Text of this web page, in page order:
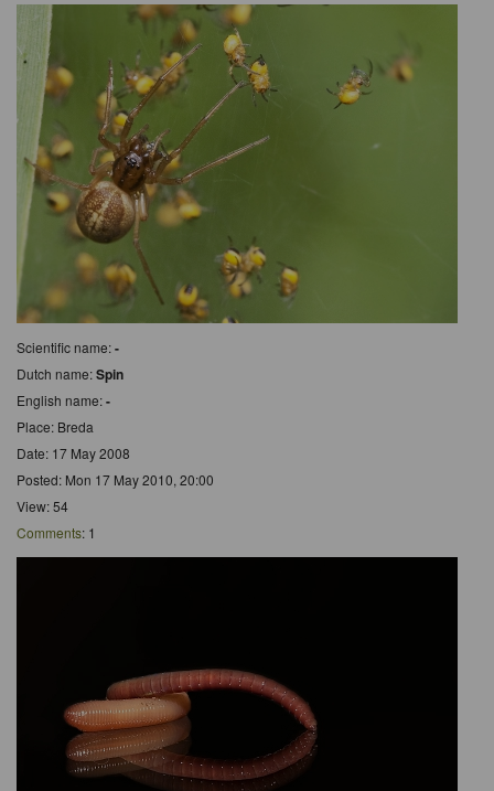
Scientific name:-
Dutch name:Spin
English name:-
Place: Breda
Date: 17 May 2008
Posted: Mon 17 May 2010, 20:00
View: 54
Comments: 1